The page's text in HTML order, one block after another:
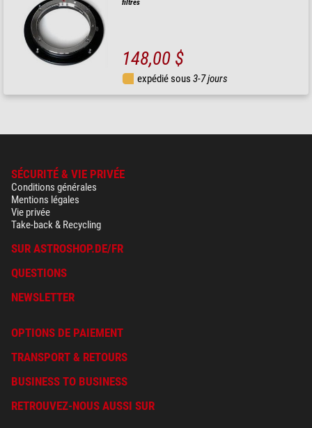
filtres
148,00 $
expédié sous3-7 jours
SÉCURITÉ & VIE PRIVÉE
Conditions générales
Mentions légales
Vie privée
Take-back & Recycling
SUR ASTROSHOP.DE/FR
QUESTIONS
NEWSLETTER
OPTIONS DE PAIEMENT
TRANSPORT & RETOURS
BUSINESS TO BUSINESS
RETROUVEZ-NOUS AUSSI SUR